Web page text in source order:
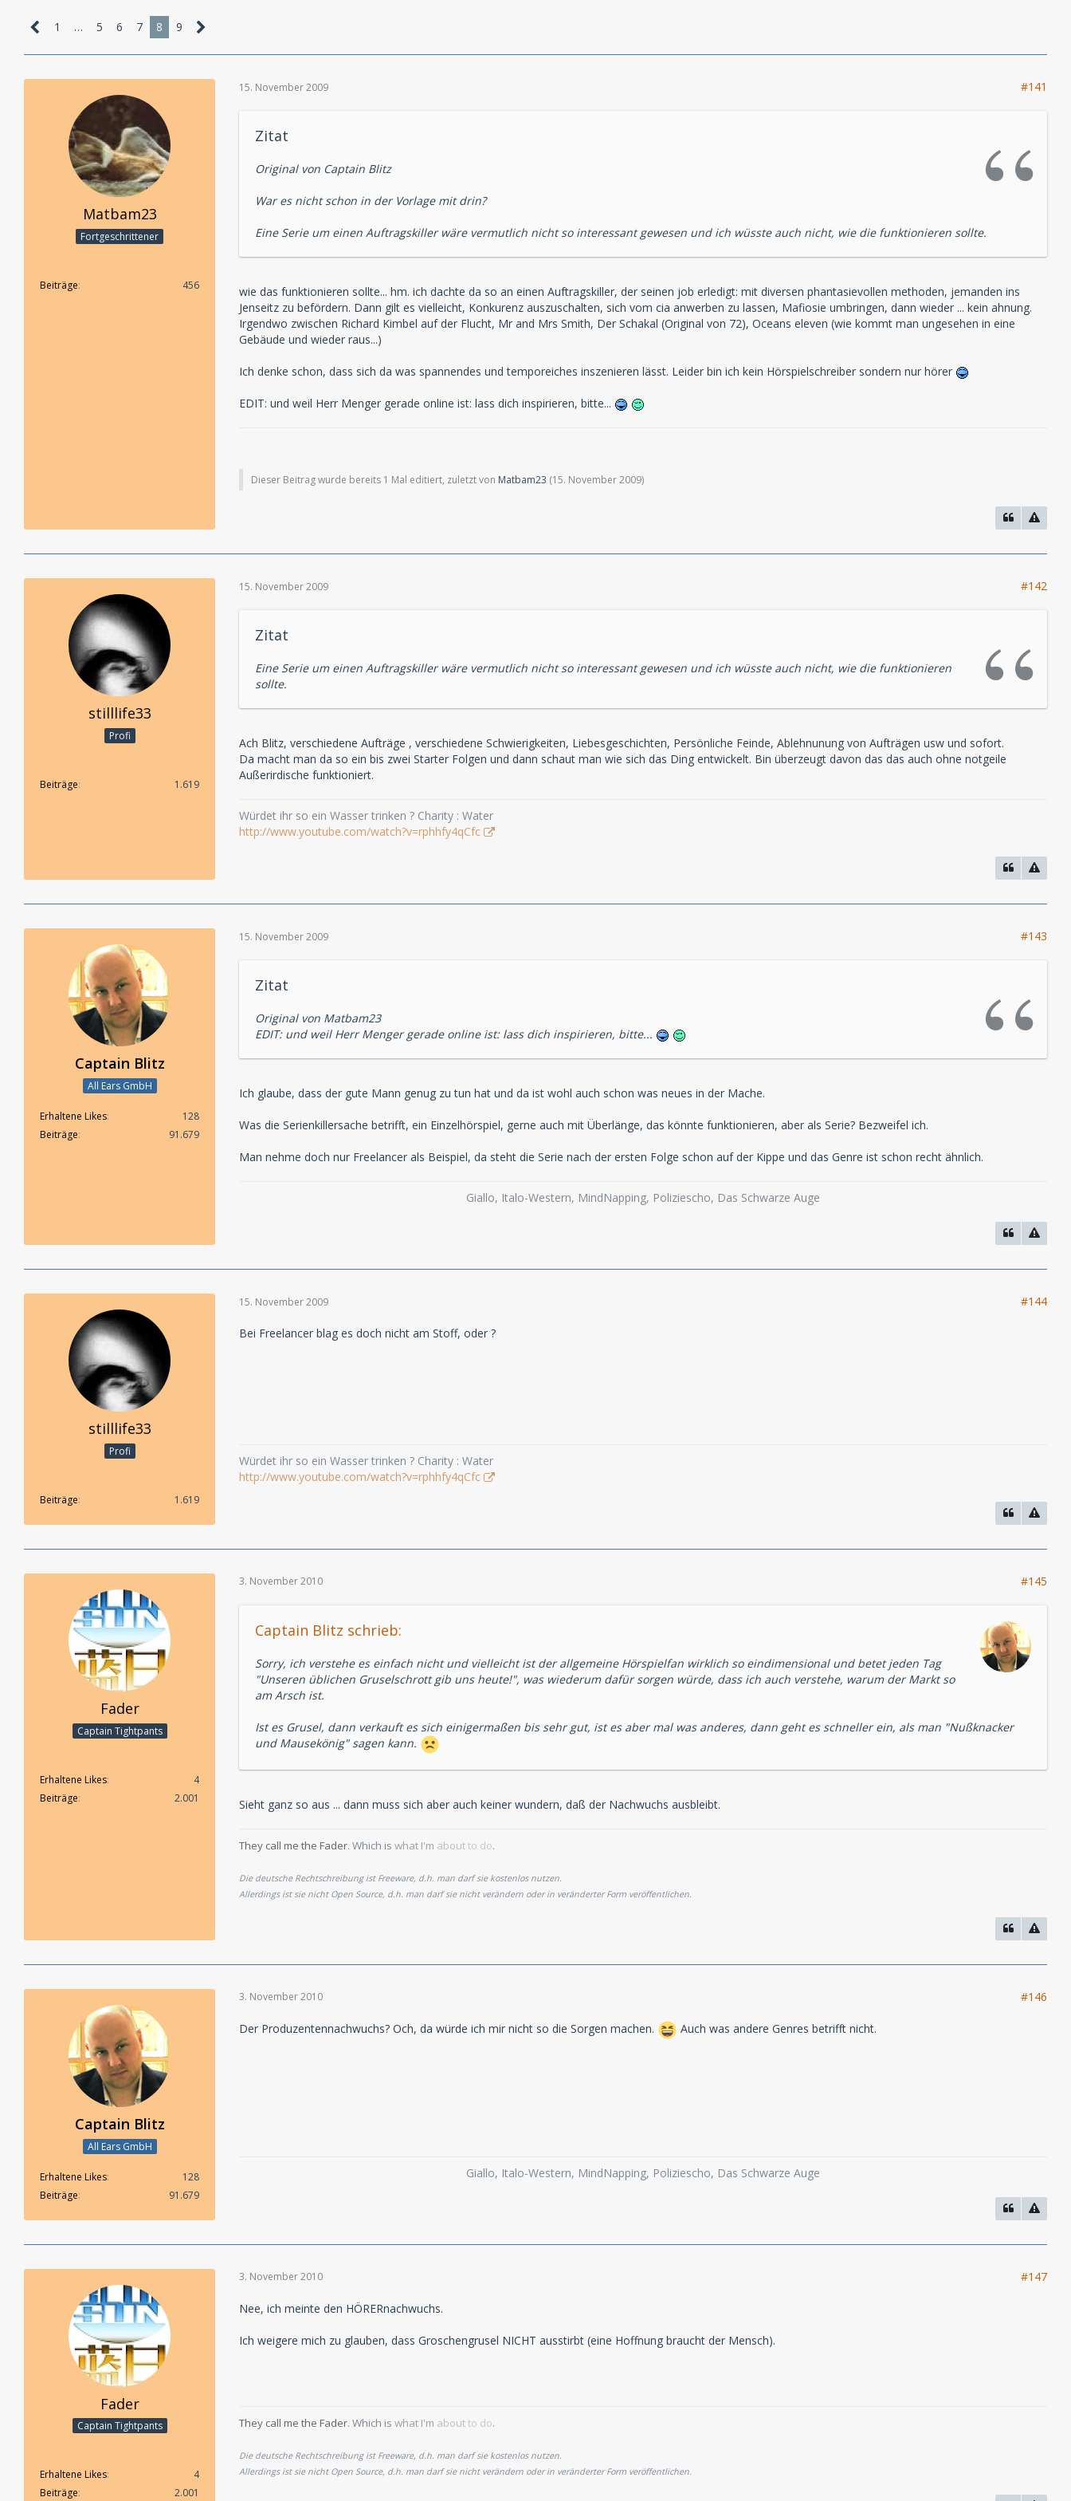
1 … 5 6 7 8 9
Matbam23
Fortgeschrittener
Beiträge 456
15. November 2009 #141
Zitat
Original von Captain Blitz
War es nicht schon in der Vorlage mit drin?
Eine Serie um einen Auftragskiller wäre vermutlich nicht so interessant gewesen und ich wüsste auch nicht, wie die funktionieren sollte.
wie das funktionieren sollte... hm. ich dachte da so an einen Auftragskiller, der seinen job erledigt: mit diversen phantasievollen methoden, jemanden ins
Jenseitz zu befördern. Dann gilt es vielleicht, Konkurenz auszuschalten, sich vom cia anwerben zu lassen, Mafiosie umbringen, dann wieder ... kein ahnung.
Irgendwo zwischen Richard Kimbel auf der Flucht, Mr and Mrs Smith, Der Schakal (Original von 72), Oceans eleven (wie kommt man ungesehen in eine
Gebäude und wieder raus...)
Ich denke schon, dass sich da was spannendes und temporeiches inszenieren lässt. Leider bin ich kein Hörspielschreiber sondern nur hörer
EDIT: und weil Herr Menger gerade online ist: lass dich inspirieren, bitte...
Dieser Beitrag wurde bereits 1 Mal editiert, zuletzt von Matbam23 (15. November 2009)
stilllife33
Profi
Beiträge 1.619
15. November 2009 #142
Zitat
Eine Serie um einen Auftragskiller wäre vermutlich nicht so interessant gewesen und ich wüsste auch nicht, wie die funktionieren
sollte.
Ach Blitz, verschiedene Aufträge , verschiedene Schwierigkeiten, Liebesgeschichten, Persönliche Feinde, Ablehnunung von Aufträgen usw und sofort.
Da macht man da so ein bis zwei Starter Folgen und dann schaut man wie sich das Ding entwickelt. Bin überzeugt davon das das auch ohne notgeile
Außerirdische funktioniert.
Würdet ihr so ein Wasser trinken ? Charity : Water
http://www.youtube.com/watch?v=rphhfy4qCfc
Captain Blitz
All Ears GmbH
Erhaltene Likes
128
Beiträge
91.679
15. November 2009 #143
Zitat
Original von Matbam23
EDIT: und weil Herr Menger gerade online ist: lass dich inspirieren, bitte...
Ich glaube, dass der gute Mann genug zu tun hat und da ist wohl auch schon was neues in der Mache.
Was die Serienkillersache betrifft, ein Einzelhörspiel, gerne auch mit Überlänge, das könnte funktionieren, aber als Serie? Bezweifel ich.
Man nehme doch nur Freelancer als Beispiel, da steht die Serie nach der ersten Folge schon auf der Kippe und das Genre ist schon recht ähnlich.
Giallo, Italo-Western, MindNapping, Poliziescho, Das Schwarze Auge
stilllife33
Profi
Beiträge 1.619
15. November 2009 #144
Bei Freelancer blag es doch nicht am Stoff, oder ?
Würdet ihr so ein Wasser trinken ? Charity : Water
http://www.youtube.com/watch?v=rphhfy4qCfc
Fader
Captain Tightpants
Erhaltene Likes
4
Beiträge
2.001
3. November 2010 #145
Captain Blitz schrieb:
Sorry, ich verstehe es einfach nicht und vielleicht ist der allgemeine Hörspielfan wirklich so eindimensional und betet jeden Tag
"Unseren üblichen Gruselschrott gib uns heute!", was wiederum dafür sorgen würde, dass ich auch verstehe, warum der Markt so
am Arsch ist.
Ist es Grusel, dann verkauft es sich einigermaßen bis sehr gut, ist es aber mal was anderes, dann geht es schneller ein, als man "Nußknacker
und Mausekönig" sagen kann.
Sieht ganz so aus ... dann muss sich aber auch keiner wundern, daß der Nachwuchs ausbleibt.
They call me the Fader. Which is what I'm aboutto do.
Die deutsche Rechtschreibung ist Freeware, d.h. man darf sie kostenlos nutzen.
Allerdings ist sie nicht Open Source, d.h. man darf sie nicht verändern oder in veränderter Form veröffentlichen.
Captain Blitz
All Ears GmbH
Erhaltene Likes
128
Beiträge
91.679
3. November 2010 #146
Der Produzentennachwuchs? Och, da würde ich mir nicht so die Sorgen machen. Auch was andere Genres betrifft nicht.
Giallo, Italo-Western, MindNapping, Poliziescho, Das Schwarze Auge
Fader
Captain Tightpants
Erhaltene Likes
4
Beiträge
2.001
3. November 2010 #147
Nee, ich meinte den HÖRERnachwuchs.
Ich weigere mich zu glauben, dass Groschengrusel NICHT ausstirbt (eine Hoffnung braucht der Mensch).
They call me the Fader. Which is what I'm aboutto do.
Die deutsche Rechtschreibung ist Freeware, d.h. man darf sie kostenlos nutzen.
Allerdings ist sie nicht Open Source, d.h. man darf sie nicht verändern oder in veränderter Form veröffentlichen.